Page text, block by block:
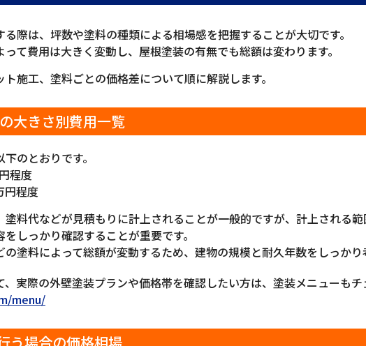
際は、坪数や塗料の種類による相場感を把握することが大切です。
て費用は大きく変動し、屋根塗装の有無でも総額は変わります。
施工、塗料ごとの価格差について順に解説します。
大きさ別費用一覧
のとおりです。
程度
円程度
料代などが見積もりに計上されることが一般的ですが、計上される
しっかり確認することが重要です。
の塗料によって総額が変動するため、建物の規模と耐久年数をしっか
、実際の外壁塗装プランや価格帯を確認したい方は、塗装メニューも
menu/
う場合の価格相場